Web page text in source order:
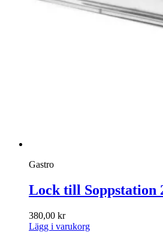
Gastro
Lock till Soppstation
380,00 kr
Lägg i varukorg